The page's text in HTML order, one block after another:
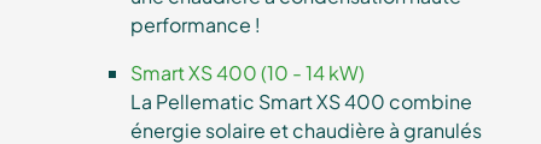
performance !
Smart XS 400 (10 - 14 kW)
La Pellematic Smart XS 400 combine
énergie solaire et chaudière à granulés